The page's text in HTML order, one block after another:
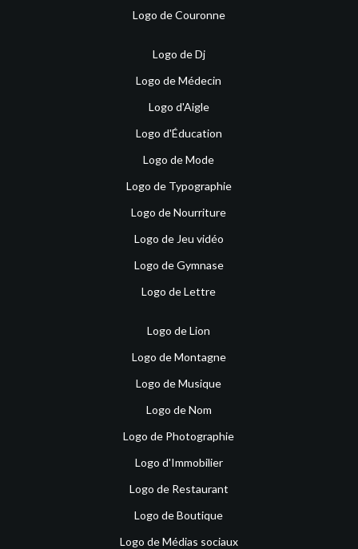
Logo de Couronne
Logo de Dj
Logo de Médecin
Logo d'Aigle
Logo d'Éducation
Logo de Mode
Logo de Typographie
Logo de Nourriture
Logo de Jeu vidéo
Logo de Gymnase
Logo de Lettre
Logo de Lion
Logo de Montagne
Logo de Musique
Logo de Nom
Logo de Photographie
Logo d'Immobilier
Logo de Restaurant
Logo de Boutique
Logo de Médias sociaux